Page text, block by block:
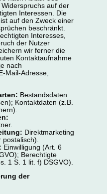
auf der
Interessen. Die
auf den Zweck einer
beschränkt.
Interesses,
der Nutzer
wir ferner die
Kontaktaufnahme
nach
Mail-Adresse,
Bestandsdaten
Kontaktdaten (z.B.
Direktmarketing
Einwilligung (Art. 6
Berechtigte
1 S. 1 lit. f) DSGVO).
der